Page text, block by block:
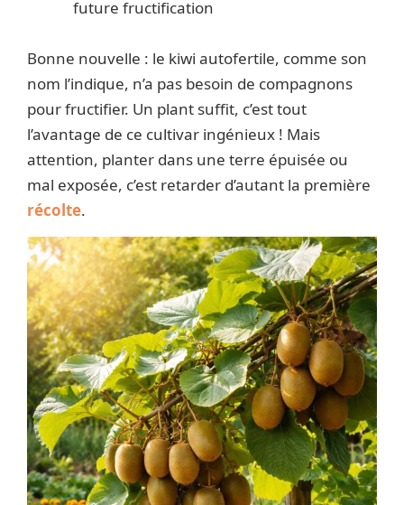
future fructification
Bonne nouvelle : le kiwi autofertile, comme son
nom l’indique, n’a pas besoin de compagnons
pour fructifier. Un plant suffit, c’est tout
l’avantage de ce cultivar ingénieux ! Mais
attention, planter dans une terre épuisée ou
mal exposée, c’est retarder d’autant la première
récolte.